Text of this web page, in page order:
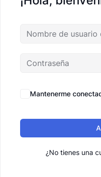
Mantenerme
¿No tienes una